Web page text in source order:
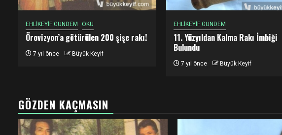
EHLİKEYİF GÜNDEM OKU
Örovizyon’a götürülen 200 şişe rakı!
7 yıl önce Büyük Keyif
EHLİKEYİF GÜNDEM
11. Yüzyıldan Kalma Rakı İmbiği
Bulundu
7 yıl önce Büyük Keyif
GÖZDEN KAÇMASIN